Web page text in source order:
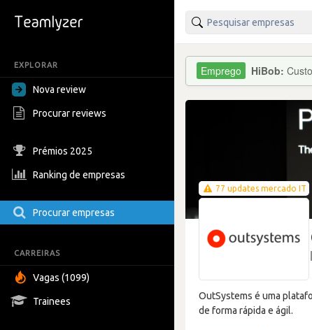
EXPLORAR
Nova review
Procurar reviews
Prémios 2025
Ranking de empresas
Procurar empresas
CARREIRAS
Vagas (1099)
Trainees
HiBob:
77 updates mercado IT
OutSystems é uma
de forma rápida e ágil.